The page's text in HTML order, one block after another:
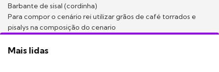
Barbante de sisal (cordinha)
Para compor o cenário rei utilizar grãos de café torrados e
pisalys na composição do cenario
Mais lidas